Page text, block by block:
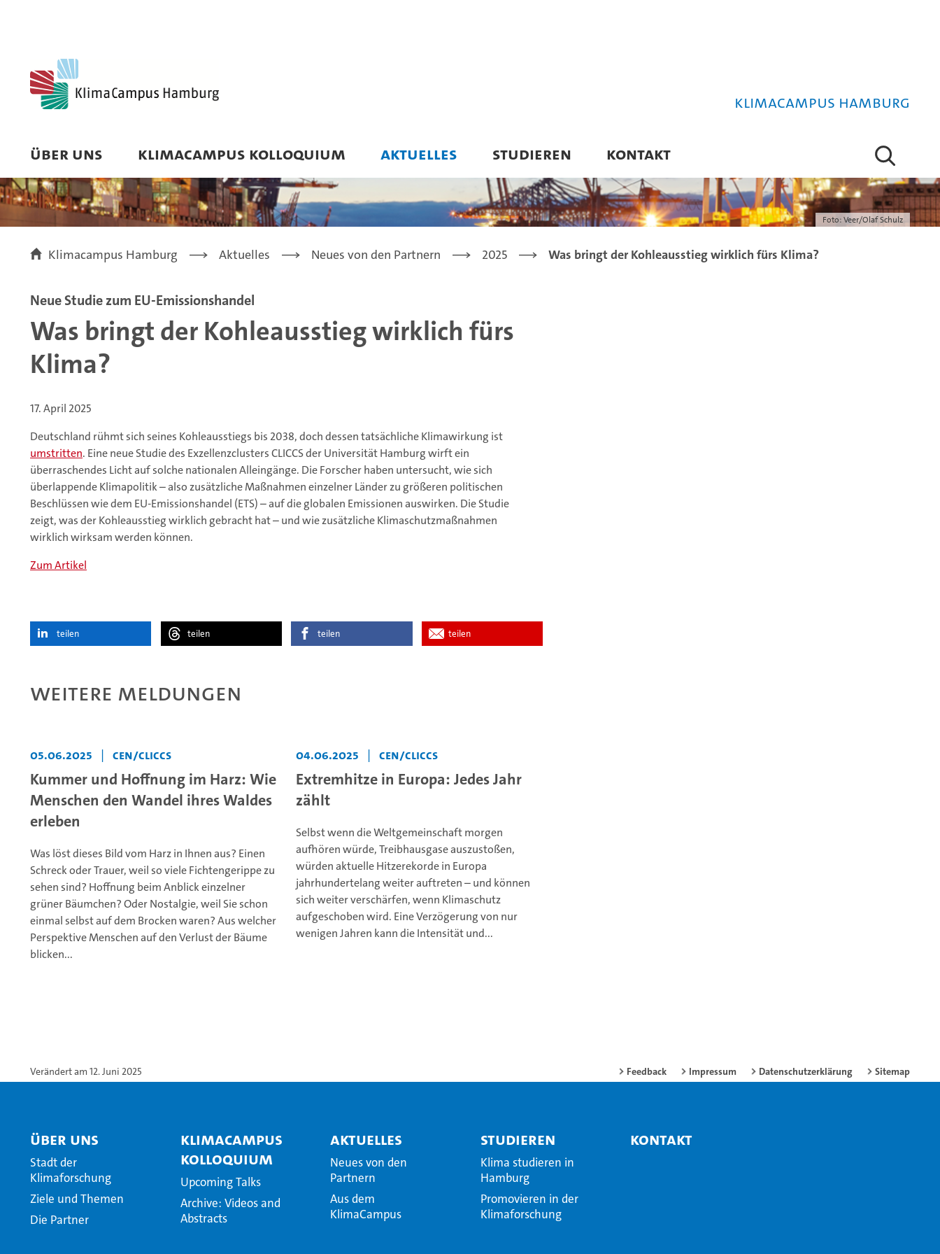
Klimacampus Hamburg
ÜBER UNS KLIMACAMPUS KOLLOQUIUM AKTUELLES STUDIEREN KONTAKT
Foto: Veer/Olaf Schulz
Klimacampus Hamburg Aktuelles Neues von den Partnern 2025 Was bringt der Kohleausstieg wirklich fürs Klima?
Neue Studie zum EU-Emissionshandel
Was bringt der Kohleausstieg wirklich fürs
Klima?
17. April 2025
Deutschland rühmt sich seines Kohleausstiegs bis 2038, doch dessen tatsächliche Klimawirkung ist
umstritten. Eine neue Studie des Exzellenzclusters CLICCS der Universität Hamburg wirft ein
überraschendes Licht auf solche nationalen Alleingänge. Die Forscher haben untersucht, wie sich
überlappende Klimapolitik – also zusätzliche Maßnahmen einzelner Länder zu größeren politischen
Beschlüssen wie dem EU-Emissionshandel (ETS) – auf die globalen Emissionen auswirken. Die Studie
zeigt, was der Kohleausstieg wirklich gebracht hat – und wie zusätzliche Klimaschutzmaßnahmen
wirklich wirksam werden können.
Zum Artikel
teilen teilen teilen teilen
Weitere Meldungen
05.06.2025 | CEN/CLICCS
Kummer und Hoffnung im Harz: Wie
Menschen den Wandel ihres Waldes
erleben
Was löst dieses Bild vom Harz in Ihnen aus? Einen
Schreck oder Trauer, weil so viele Fichtengerippe zu
sehen sind? Hoffnung beim Anblick einzelner
grüner Bäumchen? Oder Nostalgie, weil Sie schon
einmal selbst auf dem Brocken waren? Aus welcher
Perspektive Menschen auf den Verlust der Bäume
blicken...
04.06.2025 | CEN/CLICCS
Extremhitze in Europa: Jedes Jahr
zählt
Selbst wenn die Weltgemeinschaft morgen
aufhören würde, Treibhausgase auszustoßen,
würden aktuelle Hitzerekorde in Europa
jahrhundertelang weiter auftreten – und können
sich weiter verschärfen, wenn Klimaschutz
aufgeschoben wird. Eine Verzögerung von nur
wenigen Jahren kann die Intensität und...
Verändert am 12. Juni 2025 Feedback Impressum Datenschutzerklärung Sitemap
Über Uns
Stadt der
Klimaforschung
Ziele und Themen
Die Partner
KlimaCampus
Kolloquium
Upcoming Talks
Archive: Videos and
Abstracts
Aktuelles
Neues von den
Partnern
Aus dem
KlimaCampus
Studieren
Klima studieren in
Hamburg
Promovieren in der
Klimaforschung
Kontakt